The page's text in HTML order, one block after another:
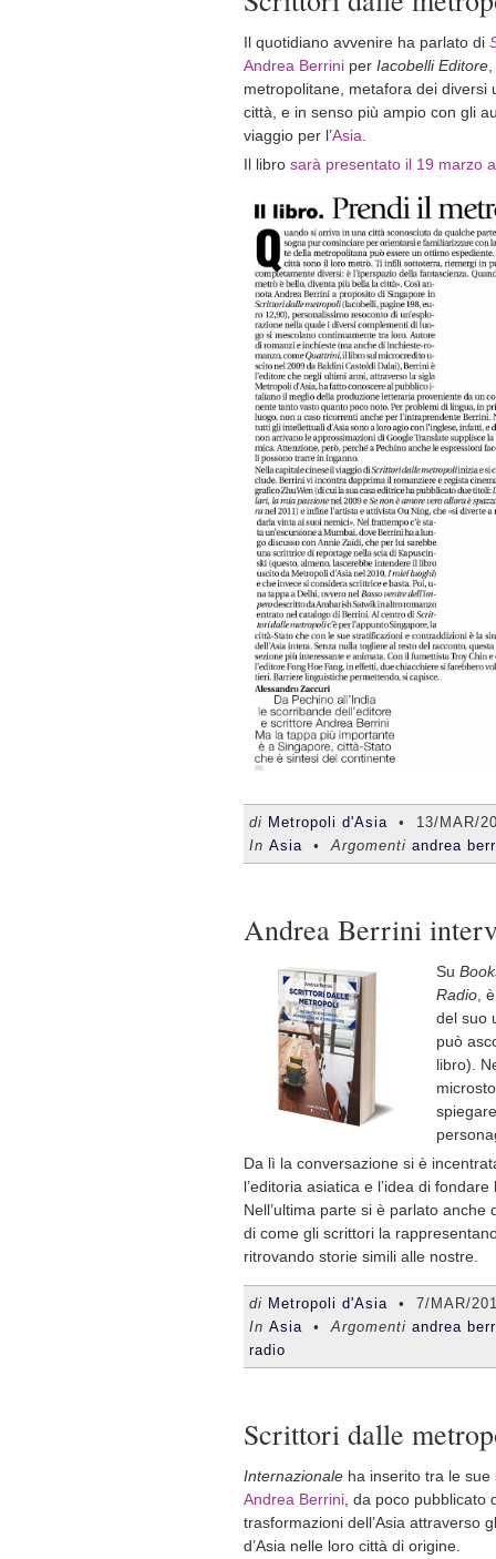
Il quotidiano avvenire ha parlato di
Andrea Berrini per Iacobelli Editore
metropolitane, metafora dei diversi
città, e in senso più ampio con gli
viaggio per l’Asia
Il libro sarà presentato il 19 marzo
di Metropoli d'Asia • 13/MAR/
In Asia • Argomenti andrea
Andrea Berrini
Su
Radio ,
del suo
può
libro).
Da lì la conversazione si è
l’editoria asiatica e l’idea di
Nell’ultima parte si è parlato
di come gli scrittori la
ritrovando storie simili alle nostre.
di Metropoli d'Asia • 7/MAR/
In Asia • Argomenti andrea
radio
Scrittori dalle
Internazionale ha inserito tra le
Andrea Berrini , da poco pubblicato
trasformazioni dell’Asia attraverso
d’Asia nelle loro città di origine.